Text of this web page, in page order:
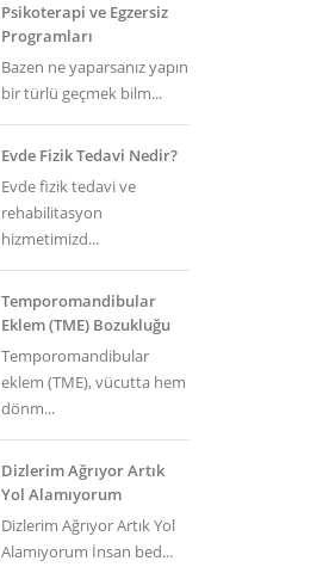
Psikoterapi ve Egzersiz
Programları
Bazen ne yaparsanız yapın
bir türlü geçmek bilm...
Evde Fizik Tedavi Nedir?
Evde fizik tedavi ve
rehabilitasyon
hizmetimizd...
Temporomandibular
Eklem (TME) Bozukluğu
Temporomandibular
eklem (TME), vücutta hem
dönm...
Dizlerim Ağrıyor Artık
Yol Alamıyorum
Dizlerim Ağrıyor Artık Yol
Alamıyorum İnsan bed...